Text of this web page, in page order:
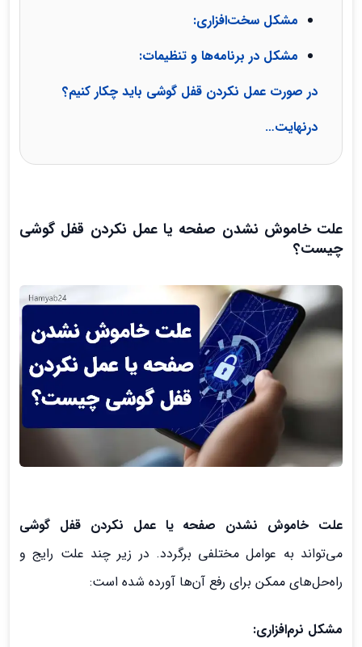
مشکل سخت‌افزاری:
مشکل در برنامه‌ها و تنظیمات:
در صورت عمل نکردن قفل گوشی باید چکار کنیم؟
درنهایت…
علت خاموش نشدن صفحه یا عمل نکردن قفل گوشی
چیست؟
علت خاموش نشدن صفحه یا عمل نکردن قفل گوشی
می‌تواند به عوامل مختلفی برگردد. در زیر چند علت رایج و
راه‌حل‌های ممکن برای رفع آن‌ها آورده شده است:
مشکل نرم‌افزاری: